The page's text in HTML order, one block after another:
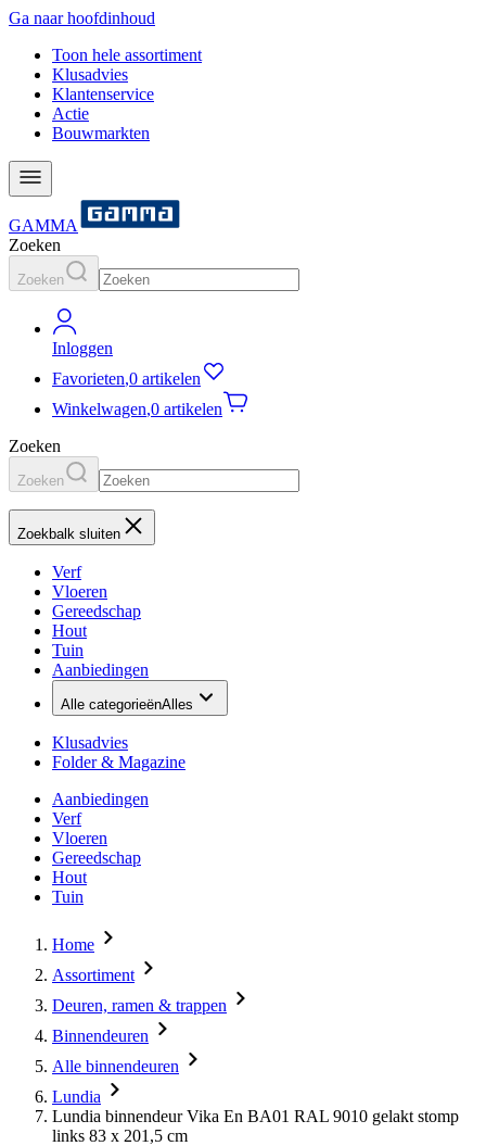
Ga naar hoofdinhoud
Toon hele assortiment
Klusadvies
Klantenservice
Actie
Bouwmarkten
GAMMA
Zoeken
Zoeken
Inloggen
Favorieten,0 artikelen
Winkelwagen,0 artikelen
Zoeken
Zoeken
Zoekbalk sluiten
Verf
Vloeren
Gereedschap
Hout
Tuin
Aanbiedingen
Alle categorieënAlles
Klusadvies
Folder & Magazine
Aanbiedingen
Verf
Vloeren
Gereedschap
Hout
Tuin
Home
Assortiment
Deuren, ramen & trappen
Binnendeuren
Alle binnendeuren
Lundia
Lundia binnendeur Vika En BA01 RAL 9010 gelakt stomp
links 83 x 201,5 cm